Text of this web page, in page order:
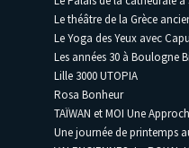
Le théâtre de la Grèce
Le Yoga des Yeux avec
Les années 30 à Boulogne
Lille 3000 UTOPIA
Rosa Bonheur
TAÏWAN et MOI Une
Une journée de printemps